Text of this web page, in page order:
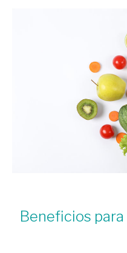
Beneficios